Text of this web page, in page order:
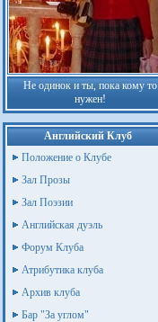
Не одинок и ты, пока кому то
нужен!
Английский Клуб
Положение о Клубе
Зал Прозы
Зал Поэзии
Английская дуэль
Форум Клуба
Атрибутика клуба
Архив клуба
Бар "За углом"